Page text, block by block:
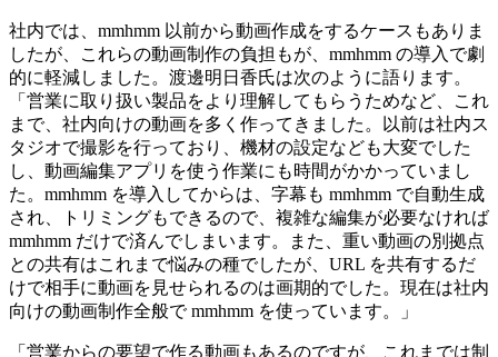
社内では、mmhmm 以前から動画作成をするケースもありま
したが、これらの動画制作の負担もが、mmhmm の導入で劇
的に軽減しました。渡邊明日香氏は次のように語ります。
「営業に取り扱い製品をより理解してもらうためなど、これ
まで、社内向けの動画を多く作ってきました。以前は社内ス
タジオで撮影を行っており、機材の設定なども大変でした
し、動画編集アプリを使う作業にも時間がかかっていまし
た。mmhmm を導入してからは、字幕も mmhmm で自動生成
され、トリミングもできるので、複雑な編集が必要なければ
mmhmm だけで済んでしまいます。また、重い動画の別拠点
との共有はこれまで悩みの種でしたが、URL を共有するだ
けで相手に動画を見せられるのは画期的でした。現在は社内
向けの動画制作全般で mmhmm を使っています。」
「営業からの要望で作る動画もあるのですが、これまでは制